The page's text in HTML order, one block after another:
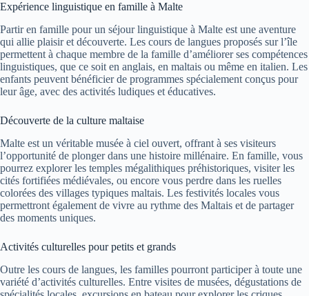
Expérience linguistique en famille à Malte
Partir en famille pour un séjour linguistique à Malte est une aventure
qui allie plaisir et découverte. Les cours de langues proposés sur l’île
permettent à chaque membre de la famille d’améliorer ses compétences
linguistiques, que ce soit en anglais, en maltais ou même en italien. Les
enfants peuvent bénéficier de programmes spécialement conçus pour
leur âge, avec des activités ludiques et éducatives.
Découverte de la culture maltaise
Malte est un véritable musée à ciel ouvert, offrant à ses visiteurs
l’opportunité de plonger dans une histoire millénaire. En famille, vous
pourrez explorer les temples mégalithiques préhistoriques, visiter les
cités fortifiées médiévales, ou encore vous perdre dans les ruelles
colorées des villages typiques maltais. Les festivités locales vous
permettront également de vivre au rythme des Maltais et de partager
des moments uniques.
Activités culturelles pour petits et grands
Outre les cours de langues, les familles pourront participer à toute une
variété d’activités culturelles. Entre visites de musées, dégustations de